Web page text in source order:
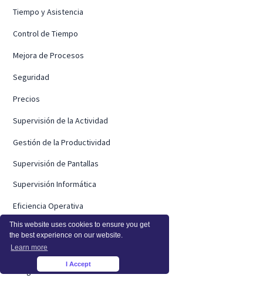
This website uses cookies to ensure you get
the best experience on our website.
Learn more
I Accept
Tiempo y Asistencia
Control de Tiempo
Mejora de Procesos
Seguridad
Precios
Supervisión de la Actividad
Gestión de la Productividad
Supervisión de Pantallas
Supervisión Informática
Eficiencia Operativa
In Situ
Integraciones
Integraciones